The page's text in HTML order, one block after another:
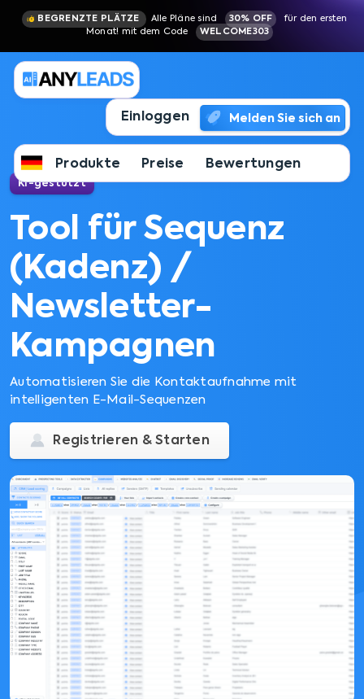
BEGRENZTE PLÄTZE Alle Pläne sind 30% OFF
für den ersten
Monat! mit dem Code
WELCOME303
Einloggen Melden Sie sich an
Produkte Preise Bewertungen
KI-gestützt
Tool für Sequenz
(Kadenz) /
Newsletter-
Kampagnen
Automatisieren Sie die Kontaktaufnahme mit
intelligenten E-Mail-Sequenzen
Registrieren & Starten